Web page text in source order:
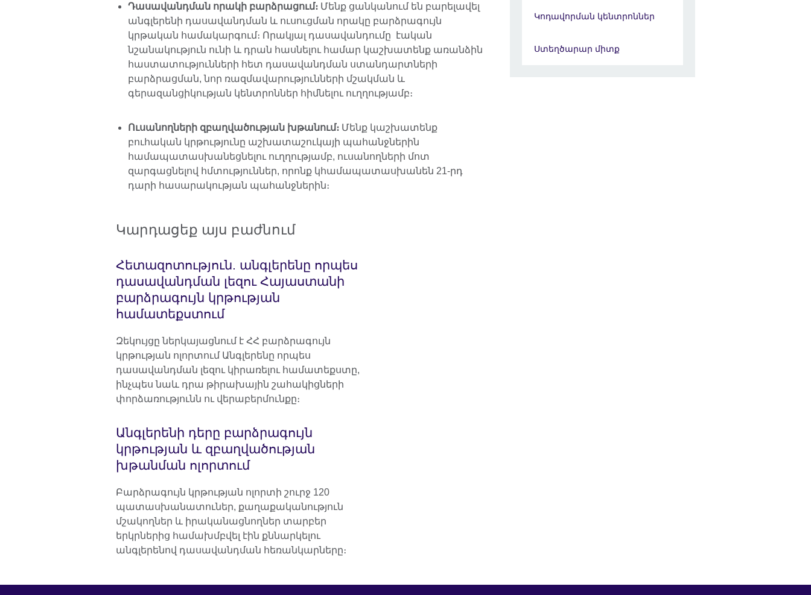
Դ ասավանդման որակի բարձրացում։ Մենք ցանկանում են բարելավել
անգլերենի դասավանդման և ուսուցման որակը բարձրագույն
կրթական համակարգում։ Որակյալ դասավանդումը էական
նշանակություն ունի և դրան հասնելու համար կաշխատենք առանձին
հաստատությունների հետ դասավանդման ստանդարտների
բարձրացման, նոր ռազմավարությունների մշակման և
գերազանցիկության կենտրոններ հիմնելու ուղղությամբ։
Ուսանողների զբաղվածության խթանում։ Մենք կաշխատենք
բուհական կրթությունը աշխատաշուկայի պահանջներին
համապատասխանեցնելու ուղղությամբ, ուսանողների մոտ
զարգացնելով հմտություններ, որոնք կհամապատասխանեն 21-րդ
դարի հասարակության պահանջներին։
Կարդացեք այս բաժնում
Հետազոտություն. անգլերենը որպես
դասավանդման լեզու Հայաստանի
բարձրագույն կրթության
համատեքստում
Զեկույցը ներկայացնում է ՀՀ բարձրագույն
կրթության ոլորտում Անգլերենը որպես
դասավանդման լեզու կիրառելու համատեքստը,
ինչպես նաև դրա թիրախային շահակիցների
փորձառությունն ու վերաբերմունքը։
Անգլերենի դերը բարձրագույն
կրթության և զբաղվածության
խթանման ոլորտում
Բարձրագույն կրթության ոլորտի շուրջ 120
պատասխանատուներ, քաղաքականություն
մշակողներ և իրականացնողներ տարբեր
երկրներից համախմբվել էին քննարկելու
անգլերենով դասավանդման հեռանկարները։
Կոդավորման կենտրոններ
Ստեղծարար միտք